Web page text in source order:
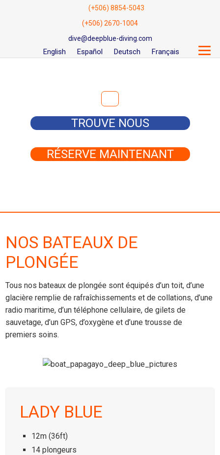
(+506) 8854-5043
(+506) 2670-1004
dive@deepblue-diving.com
English Español Deutsch Français
Rechercher :
TROUVE NOUS
RÉSERVE MAINTENANT
NOS BATEAUX DE
PLONGÉE
Tous nos bateaux de plongée sont équipés d’un toit, d’une
glacière remplie de rafraîchissements et de collations, d’une
radio maritime, d’un téléphone cellulaire, de gilets de
sauvetage, d’un GPS, d’oxygène et d’une trousse de
premiers soins.
LADY BLUE
12m (36ft)
14 plongeurs